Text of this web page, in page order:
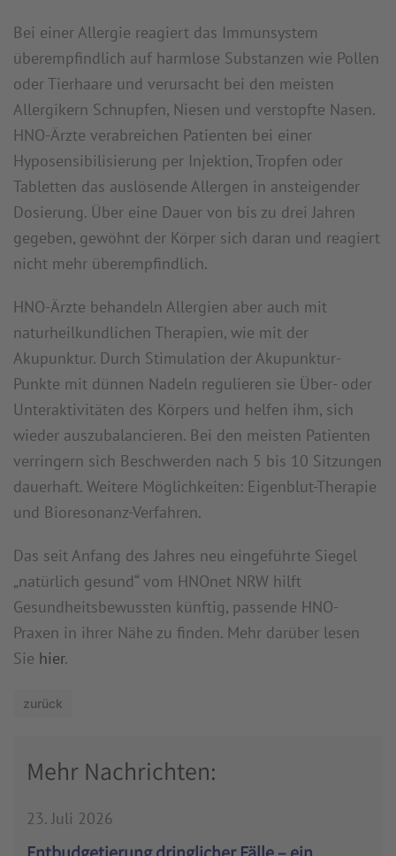
Bei einer Allergie reagiert das Immunsystem
überempfindlich auf harmlose Substanzen wie Pollen
oder Tierhaare und verursacht bei den meisten
Allergikern Schnupfen, Niesen und verstopfte Nasen.
HNO-Ärzte verabreichen Patienten bei einer
Hyposensibilisierung per Injektion, Tropfen oder
Tabletten das auslösende Allergen in ansteigender
Dosierung. Über eine Dauer von bis zu drei Jahren
gegeben, gewöhnt der Körper sich daran und reagiert
nicht mehr überempfindlich.
HNO-Ärzte behandeln Allergien aber auch mit
naturheilkundlichen Therapien, wie mit der
Akupunktur. Durch Stimulation der Akupunktur-
Punkte mit dünnen Nadeln regulieren sie Über- oder
Unteraktivitäten des Körpers und helfen ihm, sich
wieder auszubalancieren. Bei den meisten Patienten
verringern sich Beschwerden nach 5 bis 10 Sitzungen
dauerhaft. Weitere Möglichkeiten: Eigenblut-Therapie
und Bioresonanz-Verfahren.
Das seit Anfang des Jahres neu eingeführte Siegel
„natürlich gesund“ vom HNOnet NRW hilft
Gesundheitsbewussten künftig, passende HNO-
Praxen in ihrer Nähe zu finden. Mehr darüber lesen
Sie hier.
zurück
Mehr Nachrichten:
23. Juli 2026